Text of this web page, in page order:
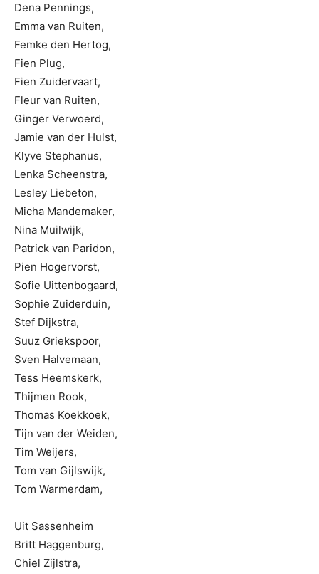
Dena Pennings,
Emma van Ruiten,
Femke den Hertog,
Fien Plug,
Fien Zuidervaart,
Fleur van Ruiten,
Ginger Verwoerd,
Jamie van der Hulst,
Klyve Stephanus,
Lenka Scheenstra,
Lesley Liebeton,
Micha Mandemaker,
Nina Muilwijk,
Patrick van Paridon,
Pien Hogervorst,
Sofie Uittenbogaard,
Sophie Zuiderduin,
Stef Dijkstra,
Suuz Griekspoor,
Sven Halvemaan,
Tess Heemskerk,
Thijmen Rook,
Thomas Koekkoek,
Tijn van der Weiden,
Tim Weijers,
Tom van Gijlswijk,
Tom Warmerdam,
Uit Sassenheim
Britt Haggenburg,
Chiel Zijlstra,